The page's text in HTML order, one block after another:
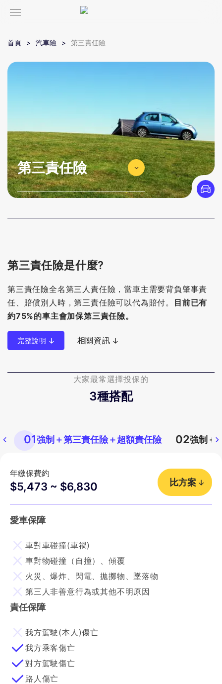
首頁 汽車險 第三責任險
第三責任險
第三責任險是什麼?
第三責任險全名第三人責任險，當車主需要背負肇事責
任、賠償別人時，第三責任險可以代為賠付。 目前已有
約75%的車主會加保第三責任險。
完整說明 相關資訊
大家最常選擇投保的
3種搭配
01強制＋第三責任險＋超額責任險 02強制＋
年繳保費約
$5,473 ~ $6,830 比方案
愛車保障
車對車碰撞(車禍)
車對物碰撞（自撞）、傾覆
火災、爆炸、閃電、拋擲物、墜落物
第三人非善意行為或其他不明原因
責任保障
我方駕駛(本人)傷亡
我方乘客傷亡
對方駕駛傷亡
路人傷亡